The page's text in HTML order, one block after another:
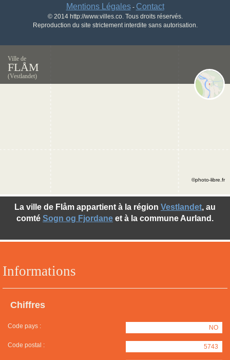
Mentions Légales- Contact
© 2014 http://www.villes.co. Tous droits réservés.
Reproduction du site strictement interdite sans autorisation.
Ville de
FLÅM
(Vestlandet)
Informations
Chiffres
Code pays : NO
Code postal : 5743
La ville de Flåm appartient à la région Vestlandet, au
comté Sogn og Fjordane et à la commune Aurland.
©photo-libre.fr